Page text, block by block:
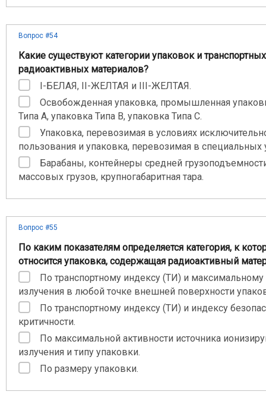
Вопрос #54
Какие существуют категории упаковок и
радиоактивных материалов?
I-БЕЛАЯ, II-ЖЕЛТАЯ и III-ЖЕЛТАЯ.
Освобожденная упаковка, промышленная
Типа А, упаковка Типа В, упаковка Типа С.
Упаковка, перевозимая в условиях
пользования и упаковка, перевозимая в специальных
Барабаны, контейнеры средней
массовых грузов, крупногабаритная тара.
Вопрос #55
По каким показателям определяется категория, к
относится упаковка, содержащая радиоактивный
По транспортному индексу (ТИ) и
излучения в любой точке внешней поверхности
По транспортному индексу (ТИ) и индексу
критичности.
По максимальной активности источника
излучения и типу упаковки.
По размеру упаковки.